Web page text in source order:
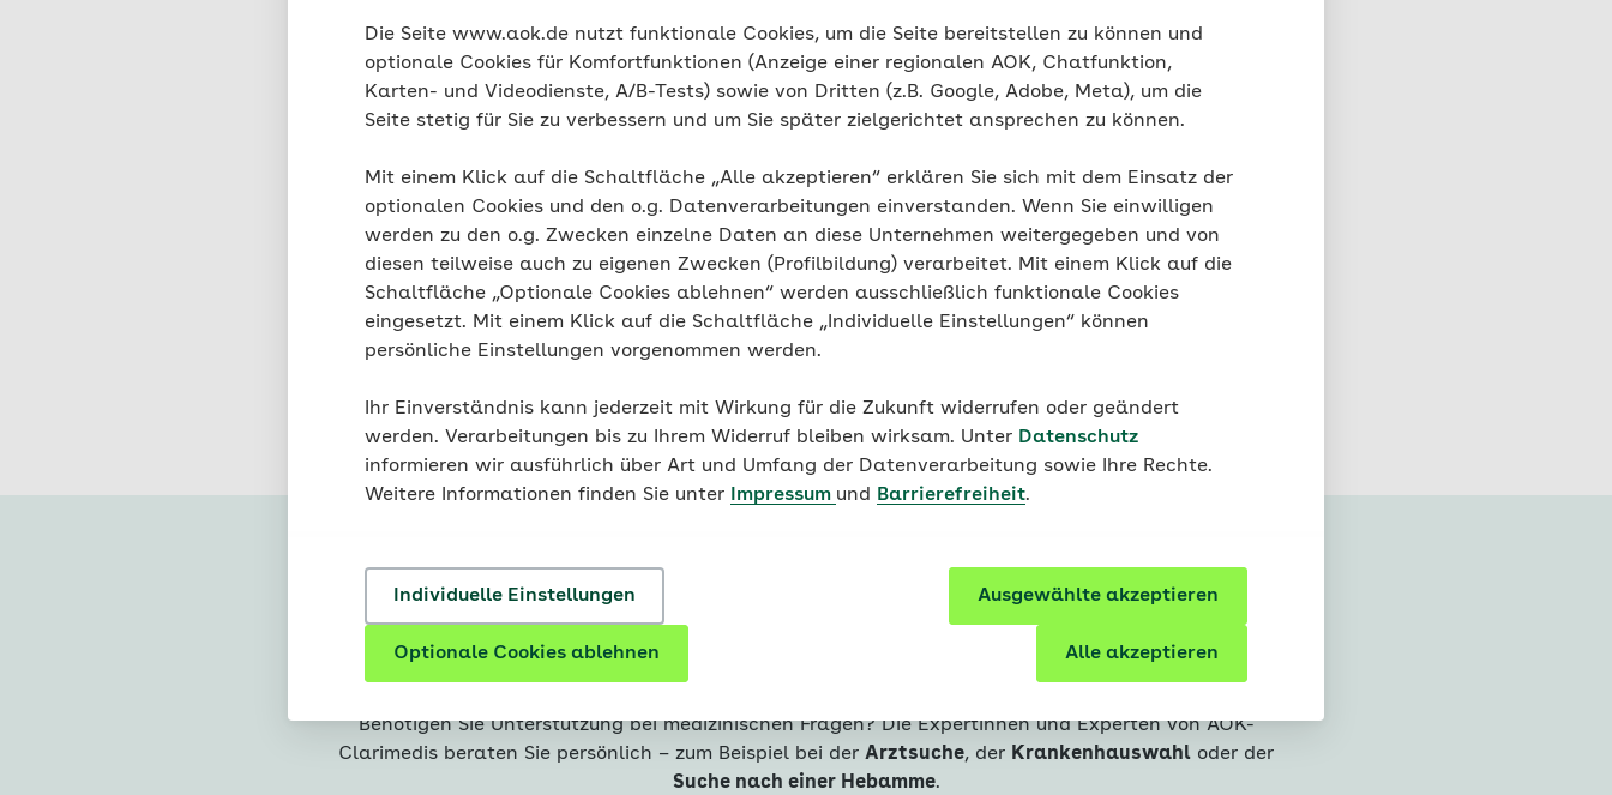
Die Seite www.aok.de nutzt funktionale Cookies, um die Seite bereitstellen zu können und
optionale Cookies für Komfortfunktionen (Anzeige einer regionalen AOK, Chatfunktion,
Karten- und Videodienste, A/B-Tests) sowie von Dritten (z.B. Google, Adobe, Meta), um die
Seite stetig für Sie zu verbessern und um Sie später zielgerichtet ansprechen zu können.
Mit einem Klick auf die Schaltfläche „Alle akzeptieren“ erklären Sie sich mit dem Einsatz der
optionalen Cookies und den o.g. Datenverarbeitungen einverstanden. Wenn Sie einwilligen
werden zu den o.g. Zwecken einzelne Daten an diese Unternehmen weitergegeben und von
diesen teilweise auch zu eigenen Zwecken (Profilbildung) verarbeitet. Mit einem Klick auf die
Schaltfläche „Optionale Cookies ablehnen“ werden ausschließlich funktionale Cookies
eingesetzt. Mit einem Klick auf die Schaltfläche „Individuelle Einstellungen“ können
persönliche Einstellungen vorgenommen werden.
Ihr Einverständnis kann jederzeit mit Wirkung für die Zukunft widerrufen oder geändert
werden. Verarbeitungen bis zu Ihrem Widerruf bleiben wirksam. Unter Datenschutz
informieren wir ausführlich über Art und Umfang der Datenverarbeitung sowie Ihre Rechte.
Weitere Informationen finden Sie unter
Impressum und Barrierefreiheit.
Individuelle Einstellungen Ausgewählte akzeptieren
Optionale Cookies ablehnen Alle akzeptieren
Weitere Angebote der AOK
Medizin & Versorgung
Krankheiten und Behandlung
Erfahren Sie, wie die AOK Patienten unterstützt
und informieren Sie sich über AOK-Curaplan, das
Behandlungsprogramm für chronisch Erkrankte.
Dokumente, Vollmachten & Patientenrechte
Informationen für Patienten
Die AOK informiert Sie über Rechte und Pflichten
im Gesundheitswesen und hilft Ihnen, sich bei
AOK-Clarimedis 0800 1 265 265
Benötigen Sie Unterstützung bei medizinischen Fragen? Die Expertinnen und Experten von AOK-
Clarimedis beraten Sie persönlich – zum Beispiel bei der Arztsuche, der Krankenhauswahl oder der
Suche nach einer Hebamme.